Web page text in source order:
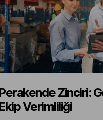
Zinciri:
Verimliliği